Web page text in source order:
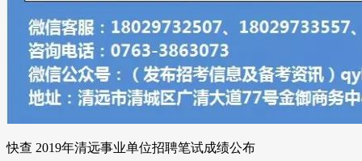
快查 2019年清远事业单位招聘笔试成绩公布